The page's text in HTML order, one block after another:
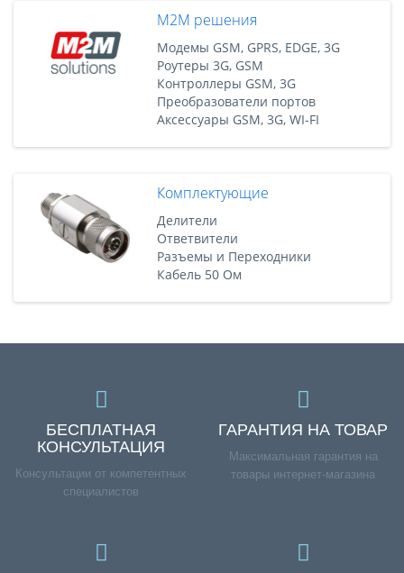
M2M решения
Модемы GSM, GPRS, EDGE, 3G
Роутеры 3G, GSM
Контроллеры GSM, 3G
Преобразователи портов
Аксессуары GSM, 3G, WI-FI
Комплектующие
Делители
Ответвители
Разъемы и Переходники
Кабель 50 Ом
БЕСПЛАТНАЯ
КОНСУЛЬТАЦИЯ
Консультации от компетентных
специалистов
ГАРАНТИЯ НА ТОВАР
Максимальная гарантия на
товары интернет-магазина